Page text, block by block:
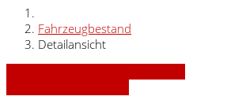
Fahrzeugbestand
Detailansicht